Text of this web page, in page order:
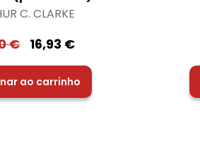
C. CLARKE
€ 16,93 €
ao carrinho